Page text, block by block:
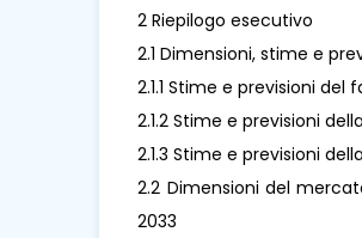
2 Riepilogo esecutivo
2.1 Dimensioni, stime e
2.1.1 Stime e previsioni
2.1.2 Stime e previsioni
2.1.3 Stime e previsioni
2.2 Dimensioni del
2033